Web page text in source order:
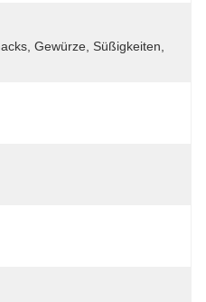
Gewürze, Süßigkeiten,